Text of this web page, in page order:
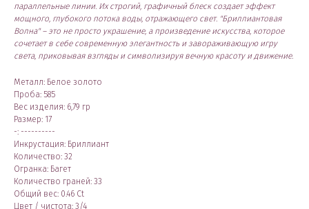
параллельные линии. Их строгий, графичный блеск создает эффект
мощного, глубокого потока воды, отражающего свет. "Бриллиантовая
Волна" – это не просто украшение, а произведение искусства, которое
сочетает в себе современную элегантность и завораживающую игру
света, приковывая взгляды и символизируя вечную красоту и движение.
Металл: Белое золото
Проба: 585
Вес изделия: 6,79 гр
Размер: 17
-: ----------
Инкрустация: Бриллиант
Количество: 32
Огранка: Багет
Количество граней: 33
Общий вес: 0.46 Ct
Цвет / чистота: 3/4